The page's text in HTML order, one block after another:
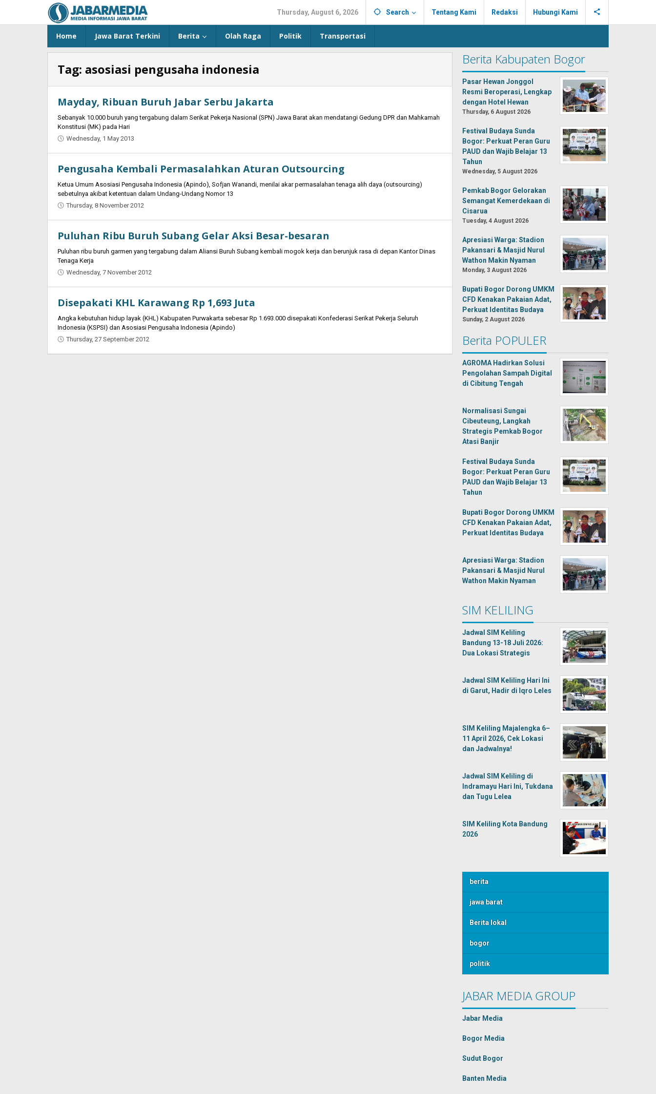
content
Thursday, August 6, 2026 Search Tentang Kami Redaksi Hubungi Kami
Home Jawa Barat Terkini Berita Olah Raga Politik Transportasi
Tag: asosiasi pengusaha indonesia
Mayday, Ribuan Buruh Jabar Serbu Jakarta
Sebanyak 10.000 buruh yang tergabung dalam Serikat Pekerja Nasional (SPN) Jawa Barat akan mendatangi Gedung DPR dan Mahkamah
Konstitusi (MK) pada Hari
Wednesday, 1 May 2013
Pengusaha Kembali Permasalahkan Aturan Outsourcing
Ketua Umum Asosiasi Pengusaha Indonesia (Apindo), Sofjan Wanandi, menilai akar permasalahan tenaga alih daya (outsourcing)
sebetulnya akibat ketentuan dalam Undang-Undang Nomor 13
Thursday, 8 November 2012
Puluhan Ribu Buruh Subang Gelar Aksi Besar-besaran
Puluhan ribu buruh garmen yang tergabung dalam Aliansi Buruh Subang kembali mogok kerja dan berunjuk rasa di depan Kantor Dinas
Tenaga Kerja
Wednesday, 7 November 2012
Disepakati KHL Karawang Rp 1,693 Juta
Angka kebutuhan hidup layak (KHL) Kabupaten Purwakarta sebesar Rp 1.693.000 disepakati Konfederasi Serikat Pekerja Seluruh
Indonesia (KSPSI) dan Asosiasi Pengusaha Indonesia (Apindo)
Thursday, 27 September 2012
Berita Kabupaten Bogor
Pasar Hewan Jonggol
Resmi Beroperasi, Lengkap
dengan Hotel Hewan
Thursday, 6 August 2026
Festival Budaya Sunda
Bogor: Perkuat Peran Guru
PAUD dan Wajib Belajar 13
Tahun
Wednesday, 5 August 2026
Pemkab Bogor Gelorakan
Semangat Kemerdekaan di
Cisarua
Tuesday, 4 August 2026
Apresiasi Warga: Stadion
Pakansari & Masjid Nurul
Wathon Makin Nyaman
Monday, 3 August 2026
Bupati Bogor Dorong UMKM
CFD Kenakan Pakaian Adat,
Perkuat Identitas Budaya
Sunday, 2 August 2026
Berita POPULER
AGROMA Hadirkan Solusi
Pengolahan Sampah Digital
di Cibitung Tengah
Normalisasi Sungai
Cibeuteung, Langkah
Strategis Pemkab Bogor
Atasi Banjir
Festival Budaya Sunda
Bogor: Perkuat Peran Guru
PAUD dan Wajib Belajar 13
Tahun
Bupati Bogor Dorong UMKM
CFD Kenakan Pakaian Adat,
Perkuat Identitas Budaya
Apresiasi Warga: Stadion
Pakansari & Masjid Nurul
Wathon Makin Nyaman
SIM KELILING
Jadwal SIM Keliling
Bandung 13-18 Juli 2026:
Dua Lokasi Strategis
Jadwal SIM Keliling Hari Ini
di Garut, Hadir di Iqro Leles
SIM Keliling Majalengka 6–
11 April 2026, Cek Lokasi
dan Jadwalnya!
Jadwal SIM Keliling di
Indramayu Hari Ini, Tukdana
dan Tugu Lelea
SIM Keliling Kota Bandung
2026
berita
jawa barat
Berita lokal
bogor
politik
JABAR MEDIA GROUP
Jabar Media
Bogor Media
Sudut Bogor
Banten Media